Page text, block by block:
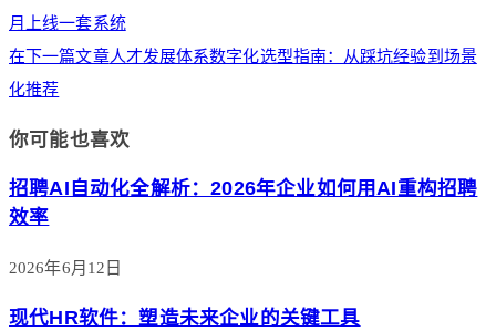
月上线一套系统
在下一篇文章人才发展体系数字化选型指南：从踩坑经验到场景
化推荐
你可能也喜欢
招聘AI自动化全解析：2026年企业如何用AI重构招聘
效率
2026年6月12日
现代HR软件：塑造未来企业的关键工具